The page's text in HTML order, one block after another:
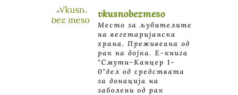
vkusnobezmeso
Место за љубителите
на вегетаријанска
храна. Преживеана од
рак на дојка. E-книга
"Смути-Канцер 1-
0"дел од средствата
за донација на
заболени од рак